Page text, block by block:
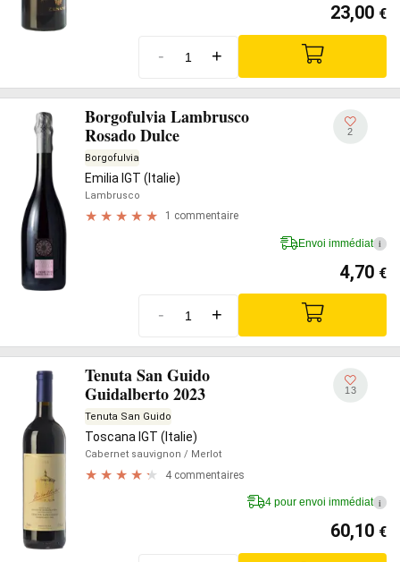
23,00 €
- +
Borgofulvia Lambrusco
Rosado Dulce
Borgofulvia
Emilia IGT (Italie)
Lambrusco
1 commentaire
2
Envoi immédiat i
4,70 €
- +
Tenuta San Guido
Guidalberto 2023
Tenuta San Guido
Toscana IGT (Italie)
Cabernet sauvignon / Merlot
4 commentaires
13
4 pour envoi immédiat i
60,10 €